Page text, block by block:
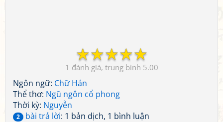
☆
☆
☆
☆
☆
1 5.00
Ngôn ngữ: Chữ Hán
Thể thơ: Ngũ ngôn cổ phong
Thời kỳ: Nguyễn
2 bài trả lời: 1 bản dịch, 1 bình luận